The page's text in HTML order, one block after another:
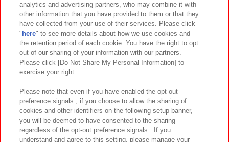
関連会社 サステナビリティ サイトポリシー
プライバシーポリシー ウェブアクセシビリティ方針と検証結果
お取引先さまとともに
カスタマーハラスメント対応方針 よくあるご質問・お問い合わせ
analytics and advertising partners, who may combine it with
other information that you have provided to them or that they
have collected from your use of their services. Please click
" here" to see more details about how we use cookies and
the retention period of each cookie. You have the right to opt
out of our sharing of your information with our partners.
Please click [Do Not Share My Personal Information] to
exercise your right.
Please note that even if you have enabled the opt-out
preference signals , if you choose to allow the sharing of
cookies and other identifiers on the following setup banner,
you will be deemed to have consented to the sharing
regardless of the opt-out preference signals . If you
understand and agree to this setting, please manage your